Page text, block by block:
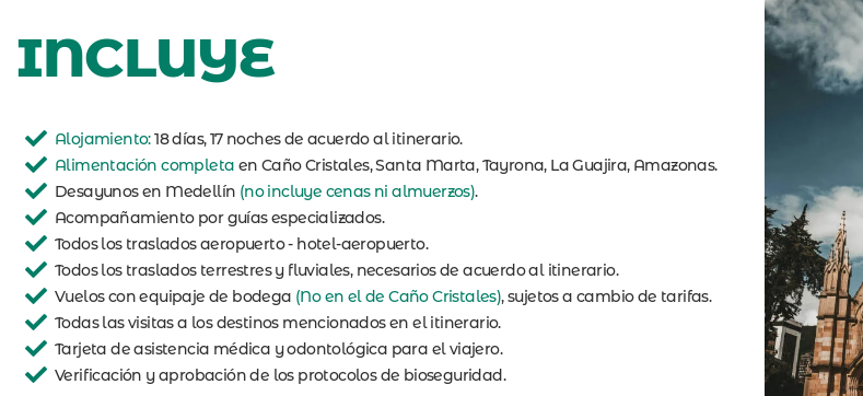
INCLUYE
Alojamiento:18 días, 17 noches de acuerdo al itinerario.
Alimentación completa en Caño Cristales, Santa Marta, Tayrona, La Guajira, Amazonas.
Desayunos en Medellín (no incluye cenas ni almuerzos).
Acompañamiento por guías especializados.
Todos los traslados aeropuerto - hotel-aeropuerto.
Todos los traslados terrestres y fluviales, necesarios de acuerdo al itinerario.
Vuelos con equipaje de bodega (No en el de Caño Cristales), sujetos a cambio de tarifas.
Todas las visitas a los destinos mencionados en el itinerario.
Tarjeta de asistencia médica y odontológica para el viajero.
Verificación y aprobación de los protocolos de bioseguridad.